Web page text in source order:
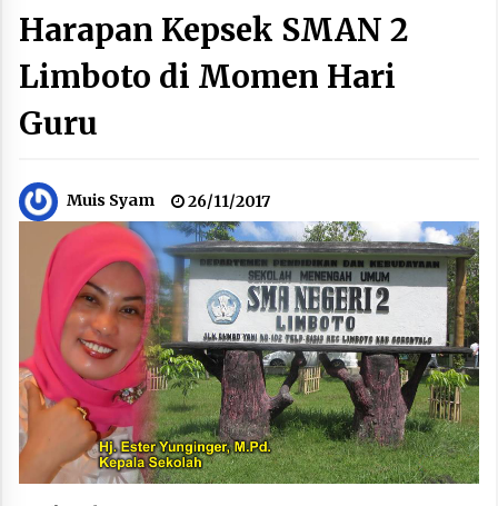
Harapan Kepsek SMAN 2
Limboto di Momen Hari
Guru
Muis Syam 26/11/2017